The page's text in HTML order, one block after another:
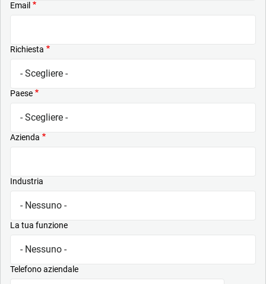
Email
Richiesta
Paese
Azienda
Industria
La tua funzione
Telefono aziendale